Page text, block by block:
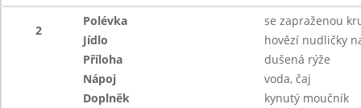
2
Polévka
se zapraženou
Jídlo
hovězí nudličky
Příloha
dušená rýže
Nápoj
voda, čaj
Doplněk
kynutý moučník